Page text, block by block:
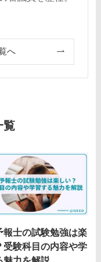
へ
覧
報士の試験勉強は楽
受験科目の内容や学